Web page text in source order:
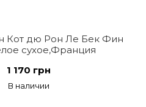
Кот дю Рон Ле Бек Фин
сухое,Франция
1 170 грн
В наличии